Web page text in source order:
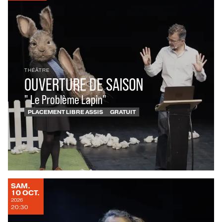
THÉÂTRE
OUVERTURE DE SAISON
" Le Problème Lapin"
PLACEMENT LIBRE ASSIS GRATUIT
SAMEDI
SAM.
10OCTOBRE
OCT.
2026
20:30